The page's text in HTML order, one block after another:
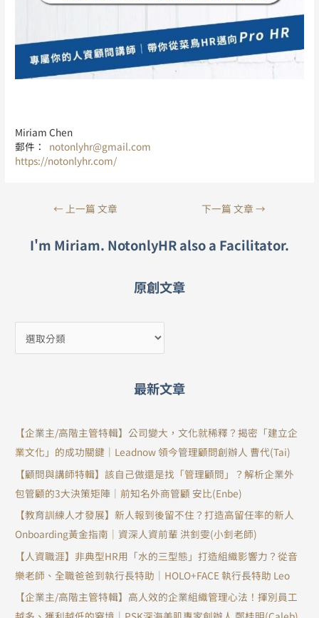
Miriam Chen
郵件： notonlyhr@gmail.com
https://notonlyhr.com/
← 上一篇 文章 下一篇 文章 →
I'm Miriam. NotonlyHR also a Facilitator.
原創文章
最新文章
【企業主/高階主管特輯】公司變大，文化就稀釋？揭密「建立企
業文化」的成功關鍵｜Leadnow 領今管理顧問創辦人 曹代(Tai)
【顧問與講師特輯】該自己做還是找「管理顧問」？解析企業外
包管顧的3大決策矩陣｜前知名外商管顧 安比(Enbe)
【教育訓練人才發展】新人報到後留不住？打造高留任率的新人
Onboarding黃金指南｜資深人資前輩 洪釗雯(小釗老師)
【人資職涯】非典型HR用「水的三型態」打造組織影響力？從音
樂老師、全職爸爸到執行長特助｜HOLO+FACE 執行長特助 Leo
【企業主/高階主管特輯】高人效的企業組織管理心法！揮別員工